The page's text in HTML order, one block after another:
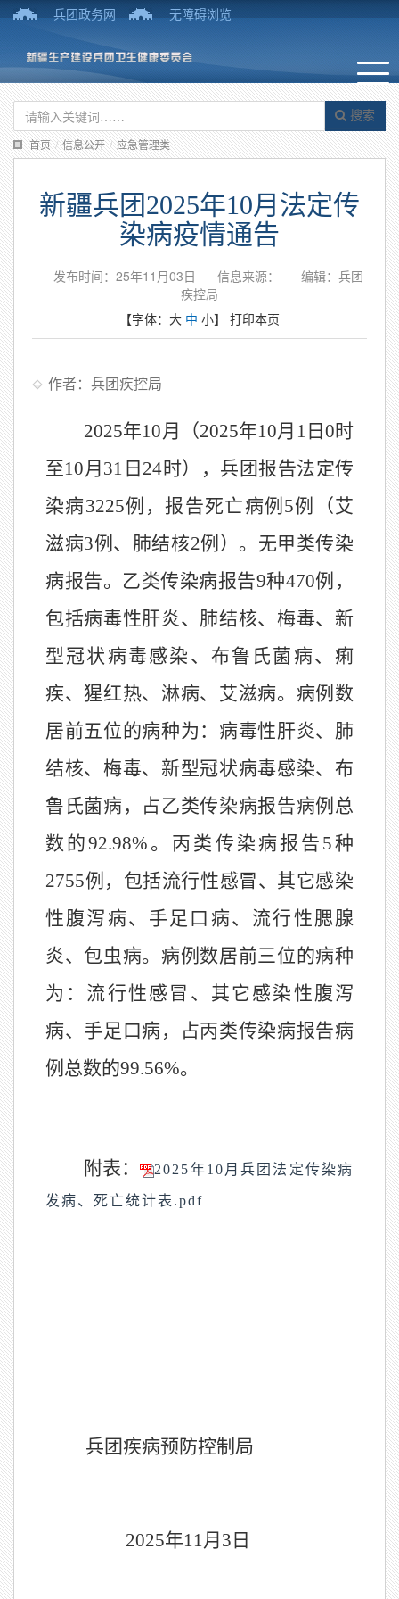
兵团政务网 无障碍浏览
搜索
首页 / 信息公开 / 应急管理类
新疆兵团2025年10月法定传
染病疫情通告
发布时间：25年11月03日 信息来源：
编辑：兵团
疾控局
【字体： 大 中 小】 打印本页
作者：兵团疾控局
2025年10月（2025年10月 1 日 0时
至10月 31 日 24时），兵团报告法定传
染病3225例，报告死亡病例 5例（艾
滋病3例 、 肺结核2例）。无甲类传染
病报告。乙类传染病报告9种470例 ，
包括病毒性肝炎、肺结核、梅毒、 新
型冠状病毒感染 、布鲁氏菌病、 痢
疾、猩红热、淋病、艾滋病。病例数
居前五位的病种为： 病毒性肝炎、肺
结核、 梅毒、新型冠状病毒感染、 布
鲁氏菌病，
占乙类传染病报告病例总
数的92.98% 。丙类传染病报告 5种
2755例， 包括流行性感冒、其它感染
性腹泻病、手足口病、流行性腮腺
炎、 包虫病。病例数居前三位的病种
为： 流行性感冒 、 其它感染性腹泻
病、 手足口病，占丙类传染病报告病
例总数的99.56%。
附表： 2025年10月兵团法定传染病
发病、死亡统计表.pdf
兵团疾病预防控制局
2025年11月 3 日